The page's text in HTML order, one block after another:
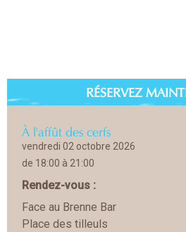
RÉSERVEZ
À l'affût des cerfs
vendredi 02 octobre 2026
de 18:00 à 21:00
Rendez-vous :
Face au Brenne Bar
Place des tilleuls